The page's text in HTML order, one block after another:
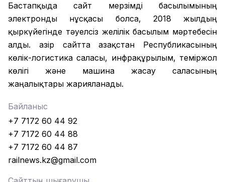
Бастапқыда сайт мерзімді басылымының
электронды нұсқасы болса, 2018 жылдың
қыркүйегінде тәуелсіз желілік басылым мәртебесін
алды. Қазір сайтта Қазақстан Республикасының
көлік-логистика саласы, инфрақұрылым, теміржол
көлігі және машина жасау саласының
жаңалықтары жарияланады.
Байланыс
+7 7172 60 44 92
+7 7172 60 44 88
+7 7172 60 44 87
railnews.kz@gmail.com